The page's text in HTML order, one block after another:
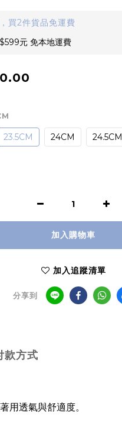
買2件貨品免運費
元 免本地運費
23.5CM 24CM 24.5CM
加入購物車
加入追蹤清單
分享到
款方式
用透氣與舒適度。